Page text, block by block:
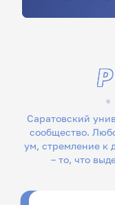
Саратовский
сообщество.
ум, стремление к диалогу, системность и трудолюбие
– то, что